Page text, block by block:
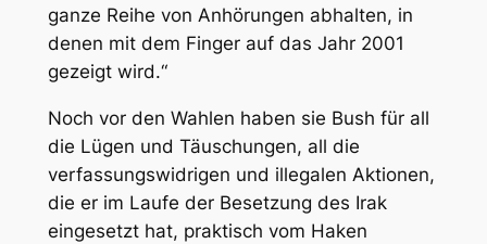
ganze Reihe von Anhörungen abhalten, in
denen mit dem Finger auf das Jahr 2001
gezeigt wird.“
Noch vor den Wahlen haben sie Bush für all
die Lügen und Täuschungen, all die
verfassungswidrigen und illegalen Aktionen,
die er im Laufe der Besetzung des Irak
eingesetzt hat, praktisch vom Haken